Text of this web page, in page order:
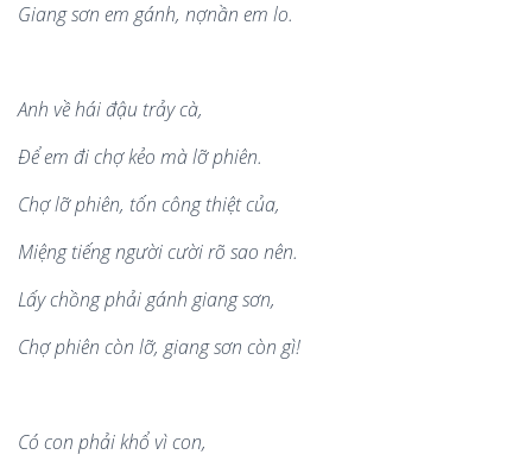
Giang sơn em gánh, nợnần em lo.
Anh vềhái đậu trảy cà,
Đểem đi chợkẻo mà lỡphiên.
Chợlỡphiên, tốn công thiệt của,
Miệng tiếng người cười rõ sao nên.
Lấy chồng phải gánh giang sơn,
Chợphiên còn lỡ, giang sơn còn gì!
Có con phải khổ vì con,